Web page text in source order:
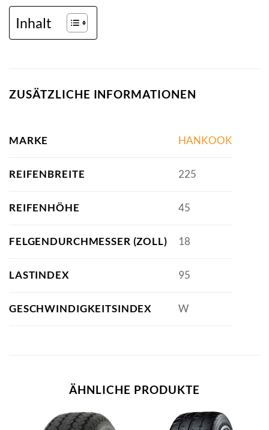
Inhalt
ZUSÄTZLICHE INFORMATIONEN
MARKE HANKOOK
REIFENBREITE 225
REIFENHÖHE 45
FELGENDURCHMESSER (ZOLL) 18
LASTINDEX 95
GESCHWINDIGKEITSINDEX W
ÄHNLICHE PRODUKTE